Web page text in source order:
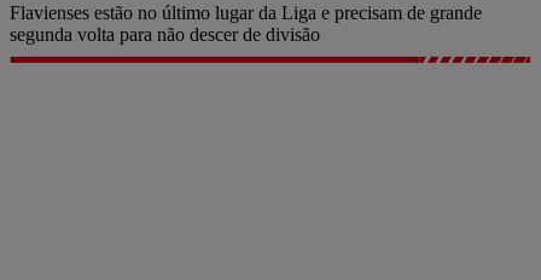
Flavienses estão no último lugar da Liga e precisam de grande
segunda volta para não descer de divisão